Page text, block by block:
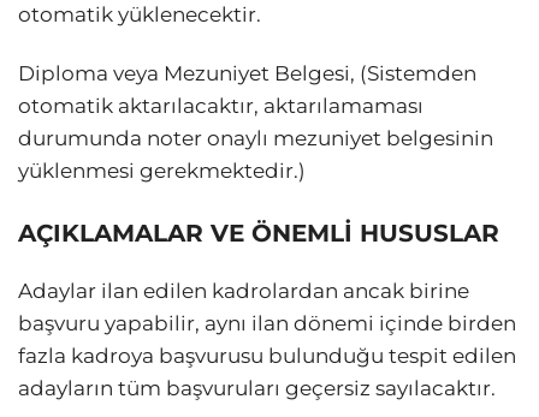
otomatik yüklenecektir.
Diploma veya Mezuniyet Belgesi, (Sistemden
otomatik aktarılacaktır, aktarılamaması
durumunda noter onaylı mezuniyet belgesinin
yüklenmesi gerekmektedir.)
AÇIKLAMALAR VE ÖNEMLİ HUSUSLAR
Adaylar ilan edilen kadrolardan ancak birine
başvuru yapabilir, aynı ilan dönemi içinde birden
fazla kadroya başvurusu bulunduğu tespit edilen
adayların tüm başvuruları geçersiz sayılacaktır.